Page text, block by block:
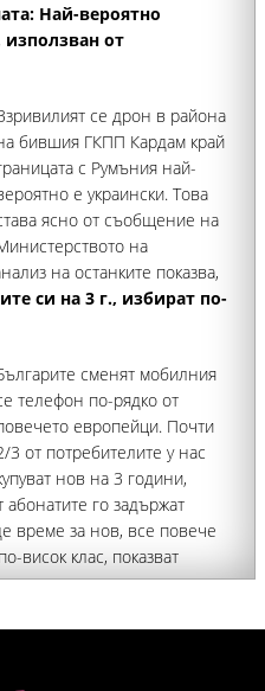
за стотици хиляди евро
Най-вероятно
от
се дрон в района
бившия ГКПП Кардам край
с Румъния най-
е украински. Това
ясно от съобщение на
на
на останките показва,
който се използва
сили", обявиха от
си на 3 г., избират по-
сменят мобилния
телефон по-рядко от
европейци. Почти
3 от потребителите у нас
нов на 3 години,
го задържат
време за нов, все повече
висок клас, показват
и финансови